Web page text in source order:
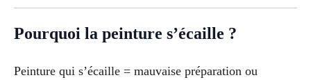
Pourquoi la peinture s’écaille ?
Peinture qui s’écaille = mauvaise préparation ou